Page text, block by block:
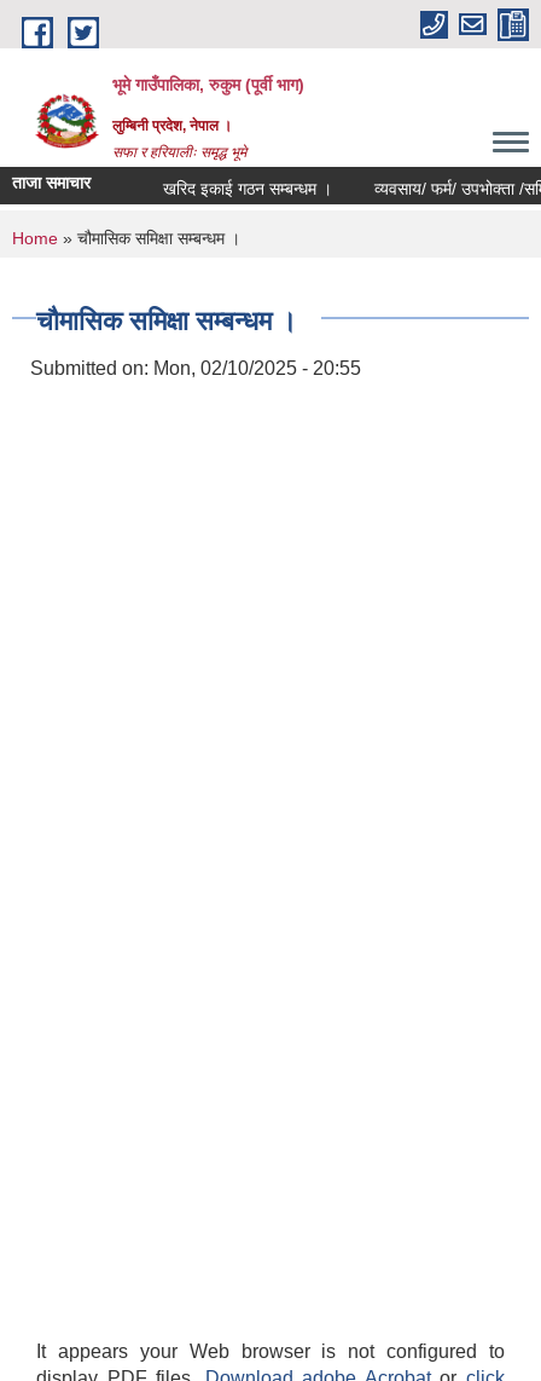
Skip to main content
भूमे गाउँपालिका, रुकुम (पूर्वी भाग)
लुम्बिनी प्रदेश, नेपाल ।
सफा र हरियालीः समृद्ध भूमे
ताजा समाचार खरिद इकाई गठन सम्बन्धम । व्यवसाय/ फर्म/ उपभोक्ता /समिति/
You are here
Home » चौमासिक समिक्षा सम्बन्धम ।
चौमासिक समिक्षा सम्बन्धम ।
Submitted on: Mon, 02/10/2025 - 20:55
It appears your Web browser is not configured to